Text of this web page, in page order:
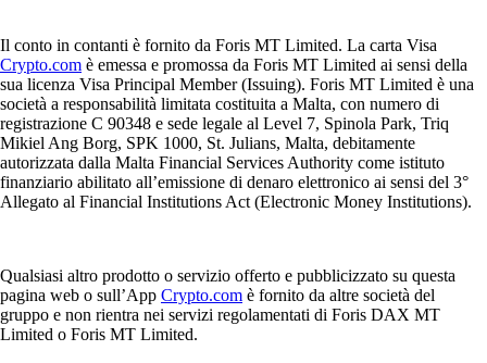
Il conto in contanti è fornito da Foris MT Limited. La carta Visa
Crypto.com è emessa e promossa da Foris MT Limited ai sensi della
sua licenza Visa Principal Member (Issuing). Foris MT Limited è una
società a responsabilità limitata costituita a Malta, con numero di
registrazione C 90348 e sede legale al Level 7, Spinola Park, Triq
Mikiel Ang Borg, SPK 1000, St. Julians, Malta, debitamente
autorizzata dalla Malta Financial Services Authority come istituto
finanziario abilitato all’emissione di denaro elettronico ai sensi del 3°
Allegato al Financial Institutions Act (Electronic Money Institutions).
Qualsiasi altro prodotto o servizio offerto e pubblicizzato su questa
pagina web o sull’App Crypto.com è fornito da altre società del
gruppo e non rientra nei servizi regolamentati di Foris DAX MT
Limited o Foris MT Limited.